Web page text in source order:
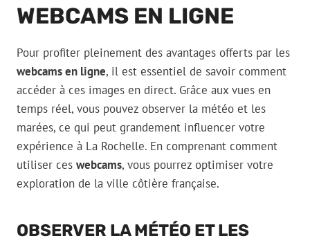
WEBCAMS EN LIGNE
Pour profiter pleinement des avantages offerts par les
webcams en ligne, il est essentiel de savoir comment
accéder à ces images en direct. Grâce aux vues en
temps réel, vous pouvez observer la météo et les
marées, ce qui peut grandement influencer votre
expérience à La Rochelle. En comprenant comment
utiliser ces webcams, vous pourrez optimiser votre
exploration de la ville côtière française.
OBSERVER LA MÉTÉO ET LES